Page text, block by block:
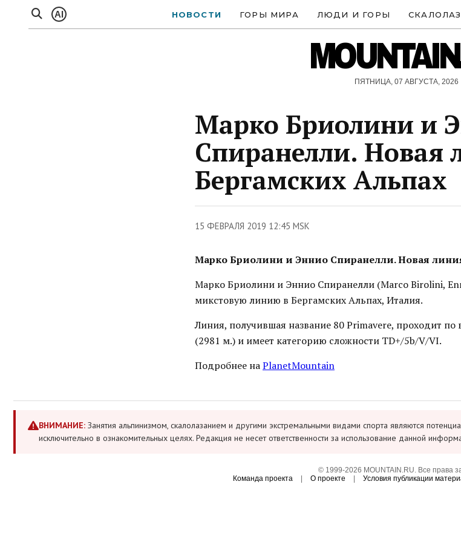
AI НОВОСТИ ГОРЫ МИРА ЛЮДИ И ГОРЫ
ПЯТНИЦА, 07 АВГУСТА, 2026
Марко Бриолини и
Спиранелли. Новая
Бергамских Альпах
15 ФЕВРАЛЯ 2019 12:45 MSK
Марко Бриолини и Эннио Спиранелли. Новая
Марко Бриолини и Эннио Спиранелли (Marco Birolini,
микстовую линию в Бергамских Альпах, Италия.
Линия, получившая название 80 Primavere, проходит по
(2981 м.) и имеет категорию сложности TD+/5b/V/VI.
Подробнее наPlanetMountain
ВНИМАНИЕ: Занятия альпинизмом, скалолазанием и другими экстремальными видами спорта являются
исключительно в ознакомительных целях. Редакция не несет ответственности за использование данной
© 1999-2026 MOUNTAIN.RU. Все права
Команда проекта
О проекте Условия публикации